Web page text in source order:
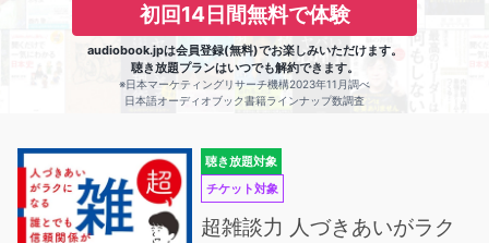
初回14日間無料で体験
audiobook.jpは会員登録(無料)でお楽しみいただけます。
聴き放題プランはいつでも解約できます。
※日本マーケティングリサーチ機構2023年11月調べ
日本語オーディオブック書籍ラインナップ数調査
聴き放題対象
チケット対象
超雑談力 人づきあいがラク